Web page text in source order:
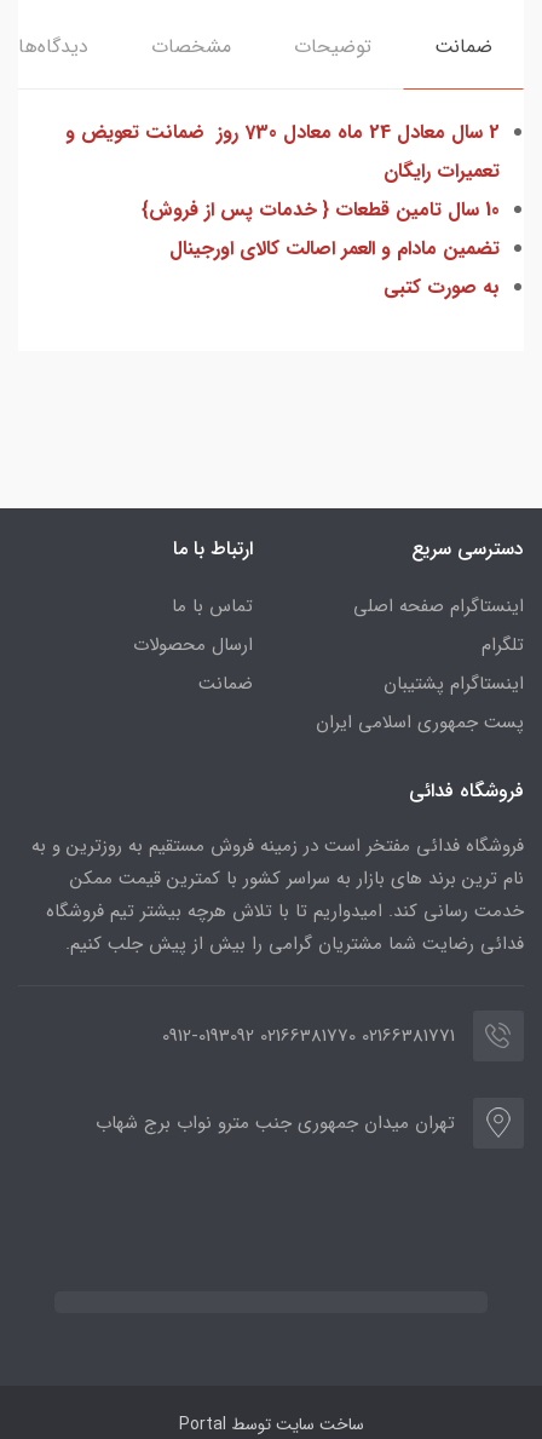
ضمانت توضیحات مشخصات دیدگاه‌ها
2 سال معادل 24 ماه معادل 730 روز ضمانت تعویض و
تعمیرات رایگان
10 سال تامین قطعات { خدمات پس از فروش}
تضمین مادام و العمر اصالت کالای اورجینال
به صورت کتبی
دسترسی سریع
اینستاگرام صفحه اصلی
تلگرام
اینستاگرام پشتیبان
پست جمهوری اسلامی ایران
ارتباط با ما
تماس با ما
ارسال محصولات
ضمانت
فروشگاه فدائی
فروشگاه فدائی مفتخر است در زمینه فروش مستقیم به روزترین و به
نام ترین برند های بازار به سراسر کشور با کمترین قیمت ممکن
خدمت رسانی کند. امیدواریم تا با تلاش هرچه بیشتر تیم فروشگاه
فدائی رضایت شما مشتریان گرامی را بیش از پیش جلب کنیم.
02166381771 02166381770 0912-0193092
تهران میدان جمهوری جنب مترو نواب برج شهاب
ساخت سایت توسط Portal